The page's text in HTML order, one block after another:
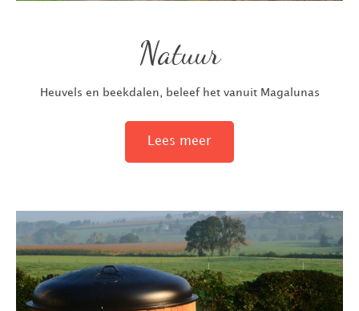
Natuur
Heuvels en beekdalen, beleef het vanuit Magalunas
Lees meer